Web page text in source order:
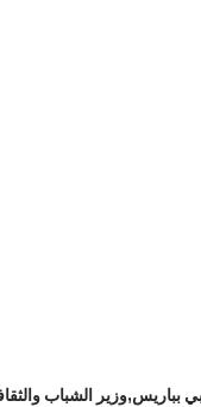
بباريس وزير الشباب